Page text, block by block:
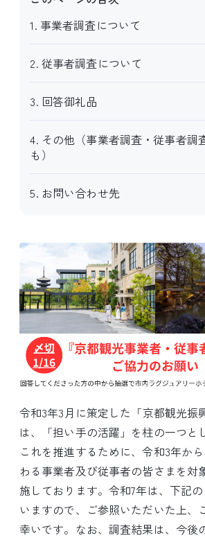
1. 事業者調査について
2. 従事者調査について
3. 回答御礼品
4. その他（事業者調査・従事者調
も）
5. お問い合わせ先
令和3年3月に策定した「京都観光振
は、「担い手の活躍」を柱の一つと
これを推進するために、令和3年か
わる事業者及び従事者の皆さまを対
施しております。令和7年は、下記
いますので、ご参照いただいた上、
幸いです。なお、調査結果は、今後